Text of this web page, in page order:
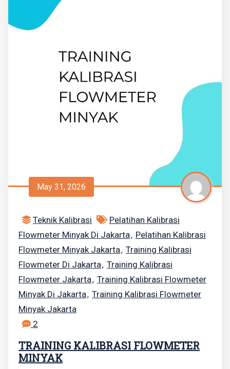
May 31, 2026
Teknik Kalibrasi
Pelatihan Kalibrasi
Flowmeter Minyak Di Jakarta, Pelatihan Kalibrasi
Flowmeter Minyak Jakarta, Training Kalibrasi
Flowmeter Di Jakarta, Training Kalibrasi
Flowmeter Jakarta, Training Kalibrasi Flowmeter
Minyak Di Jakarta, Training Kalibrasi Flowmeter
Minyak Jakarta
2
TRAINING KALIBRASI FLOWMETER
MINYAK